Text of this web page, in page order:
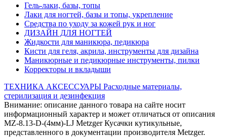
Гель-лаки, базы, топы
Лаки для ногтей, базы и топы, укрепление
Средства по уходу за кожей рук и ног
ДИЗАЙН ДЛЯ НОГТЕЙ
Жидкости для маникюра, педикюра
Кисти для геля, акрила, инструменты для дизайна
Маникюрные и педикюрные инструменты, пилки
Корректоры и вкладыши
ТЕХНИКА АКСЕССУАРЫ Расходные материалы,
стерилизация и дезинфекция
Внимание: описание данного товара на сайте носит
информационный характер и может отличаться от описания
MZ-8.13-D-(4мм)-LJ Metzger Кусачки кутикульные,
представленного в документации производителя Metzger.